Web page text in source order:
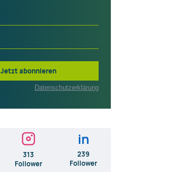
Jetzt abonnieren
Datenschutzerklärung
313
Follower
in
239
Follower